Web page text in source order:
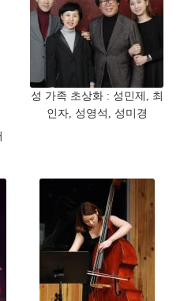
성 가족 초상화 : 성민제, 최
인자, 성영석, 성미경